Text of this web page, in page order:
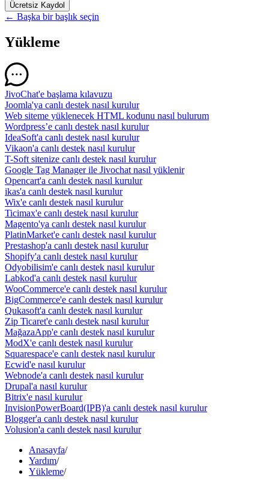
Ücretsiz Kaydol
← Başka bir başlık seçin
Yükleme
JivoChat'e başlama kılavuzu
Joomla'ya canlı destek nasıl kurulur
Web siteme yüklenecek HTML kodunu nasıl bulurum
Wordpress’e canlı destek nasıl kurulur
IdeaSoft'a canlı destek nasıl kurulur
Vikaon'a canlı destek nasıl kurulur
T-Soft sitenize canlı destek nasıl kurulur
Google Tag Manager ile Jivochat nasıl yüklenir
Opencart'a canlı destek nasıl kurulur
ikas'a canlı destek nasıl kurulur
Wix'e canlı destek nasıl kurulur
Ticimax'e canlı destek nasıl kurulur
Magento'ya canlı destek nasıl kurulur
PlatinMarket'e canlı destek nasıl kurulur
Prestashop'a canlı destek nasıl kurulur
Shopify'a canlı destek nasıl kurulur
Odyobilisim'e canlı destek nasıl kurulur
Labkod'a canlı destek nasıl kurulur
WooCommerce'e canlı destek nasıl kurulur
BigCommerce'e canlı destek nasıl kurulur
Qukasoft'a canlı destek nasıl kurulur
Zip Ticaret'e canlı destek nasıl kurulur
MağazaApp'e canlı destek nasıl kurulur
ModX'e canlı destek nasıl kurulur
Squarespace'e canlı destek nasıl kurulur
Ecwid'e nasıl kurulur
Webnode'a canlı destek nasıl kurulur
Drupal'a nasıl kurulur
Bitrix'e nasıl kurulur
InvisionPowerBoard(IPB)'a canlı destek nasıl kurulur
Blogger'a canlı destek nasıl kurulur
Volusion'a canlı destek nasıl kurulur
Anasayfa/
Yardım/
Yükleme/